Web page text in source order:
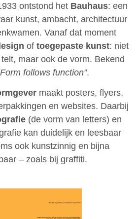
ontstond het Bauhaus: een
kunst, ambacht, architectuur
Vanaf dat moment
of toegepaste kunst: niet
maar ook de vorm. Bekend
follows function”.
maakt posters, flyers,
en websites. Daarbij
(de vorm van letters) en
kan duidelijk en leesbaar
ook kunstzinnig en bijna
– zoals bij graffiti.